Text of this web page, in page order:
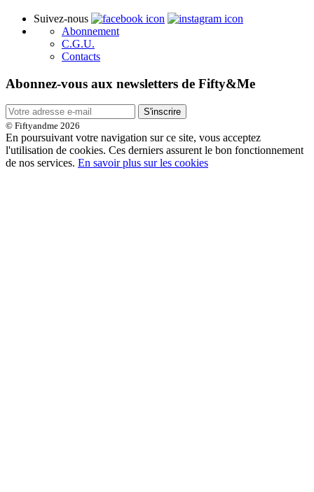
Suivez-nous
Abonnement
C.G.U.
Contacts
Abonnez-vous aux newsletters de Fifty&Me
S'inscrire
© Fiftyandme 2026
En poursuivant votre navigation sur ce site, vous acceptez
l'utilisation de cookies. Ces derniers assurent le bon fonctionnement
de nos services. En savoir plus sur les cookies